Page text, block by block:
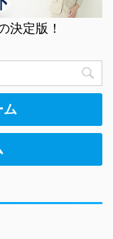
決定版！
ム